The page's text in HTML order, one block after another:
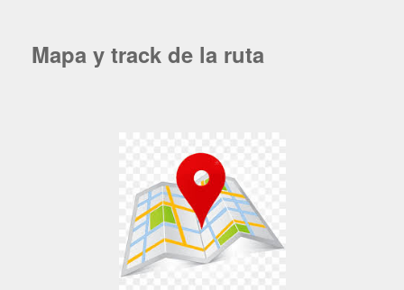
Mapa y track de la ruta